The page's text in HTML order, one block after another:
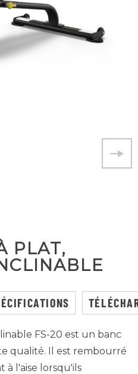
PLAT,
FS-20 est un banc
qualité. Il est rembourré
à l'aise lorsqu'ils